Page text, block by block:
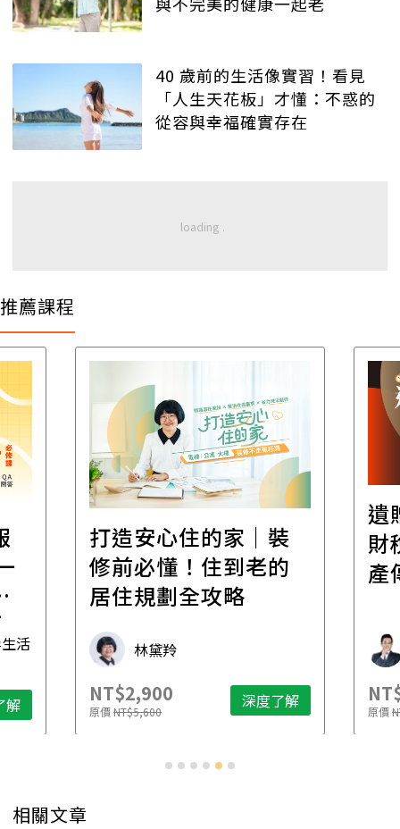
40 歲前的生活像實習！看見
「人生天花板」才懂：不惑的
從容與幸福確實存在
推薦課程
活
解
打造安心住的家｜裝
修前必懂！住到老的
居住規劃全攻略
林黛羚
NT$2,900
原價NT$5,600 深度了解
遺
財
產
原價
相關文章